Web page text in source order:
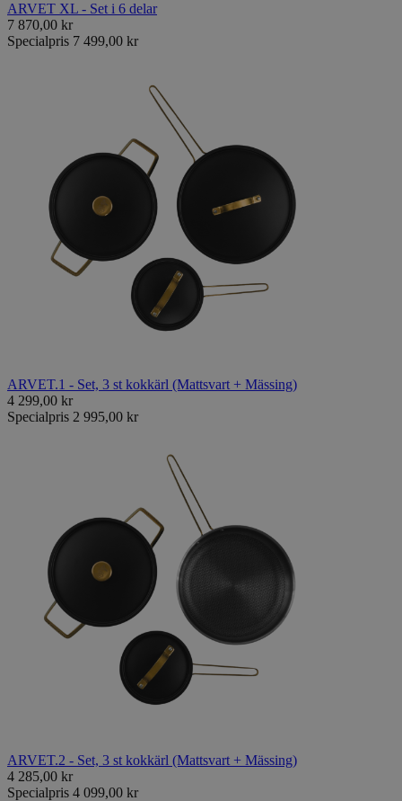
ARVET XL - Set i 6 delar
7 870,00 kr
Specialpris 7 499,00 kr
ARVET.1 - Set, 3 st kokkärl (Mattsvart + Mässing)
4 299,00 kr
Specialpris 2 995,00 kr
ARVET.2 - Set, 3 st kokkärl (Mattsvart + Mässing)
4 285,00 kr
Specialpris 4 099,00 kr